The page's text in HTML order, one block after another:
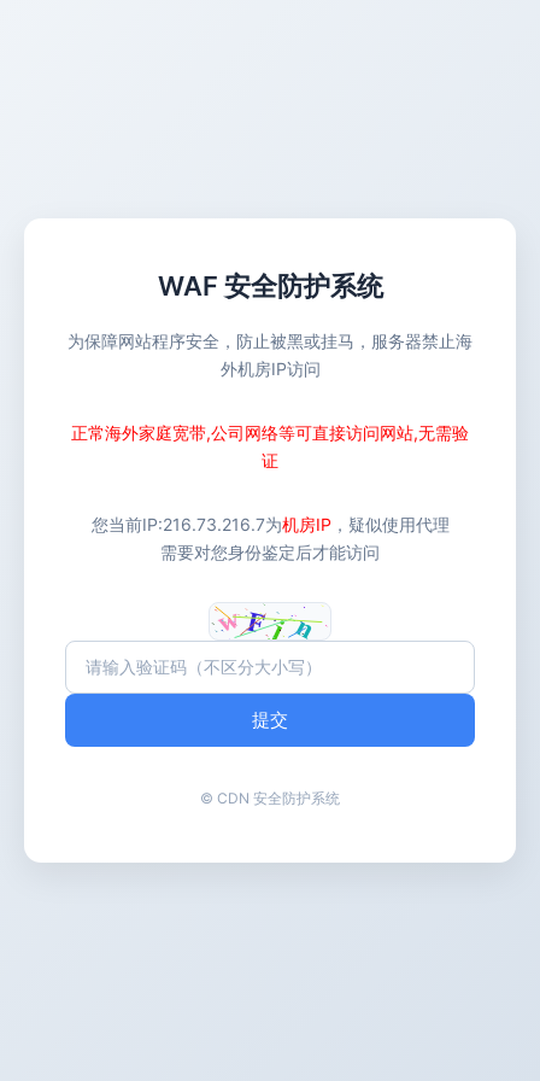
WAF 安全防护系统
为保障网站程序安全，防止被黑或挂马，服务器禁止海
外机房IP访问
正常海外家庭宽带,公司网络等可直接访问网站,无需验
证
您当前IP:216.73.216.7为机房IP ，疑似使用代理
需要对您身份鉴定后才能访问
提交
© CDN 安全防护系统